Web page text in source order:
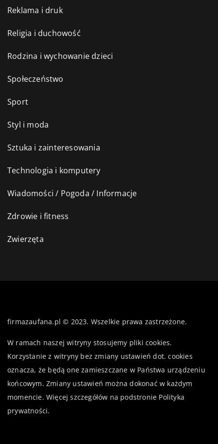
Reklama i druk
Religia i duchowość
Rodzina i wychowanie dzieci
Społeczeństwo
Sport
Styl i moda
Sztuka i zainteresowania
Technologia i komputery
Wiadomości / Pogoda / Informacje
Zdrowie i fitness
Zwierzęta
firmazaufana.pl © 2023. Wszelkie prawa zastrzeżone.
W ramach naszej witryny stosujemy pliki cookies.
Korzystanie z witryny bez zmiany ustawień dot. cookies
oznacza, że będą one zamieszczane w Państwa urządzeniu
końcowym. Zmiany ustawień można dokonać w każdym
momencie. Więcej szczegółów na podstronie Polityka
prywatności.